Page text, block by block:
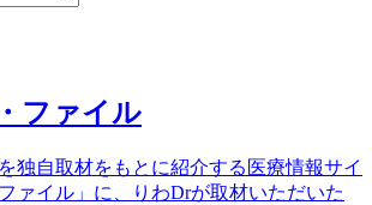
ファイル
独自取材をもとに紹介する医療情報サイ
ァイル」に、りわDrが取材いただいた